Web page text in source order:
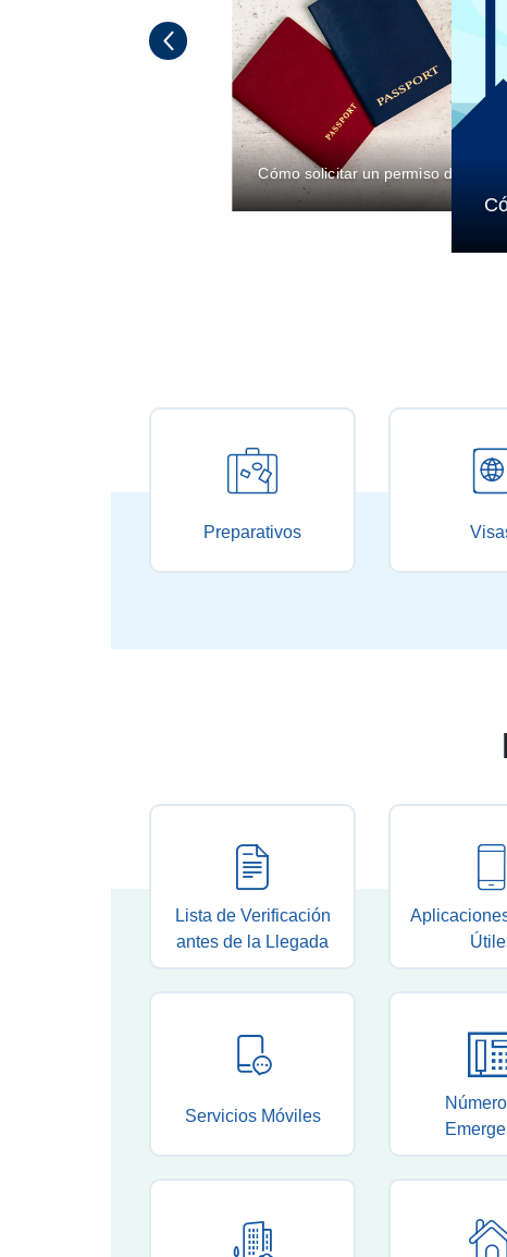
Cómo solicitar un permiso de
Preparativos
Lista de Verificación
antes de la Llegada
Servicios Móviles